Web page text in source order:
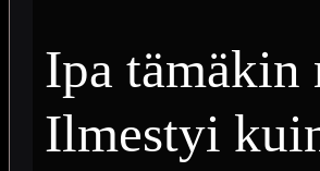
Ipa
Ilmestyi